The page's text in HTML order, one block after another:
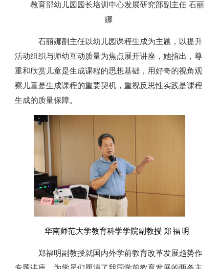
教育部幼儿园园长培训中心发展研究部副主任 石丽
娜
石丽娜副主任以幼儿园课程生成为主题，以提升
活动组织与师幼互动质量为焦点展开讲座，她指出，尊
重和欣赏儿童是生成课程的思想基础，用好奇的视角观
察儿童是生成课程的重要契机，重视反思性实践是课程
生成的质量保障。
华南师范大学教育科学学院副教授 郑福明
郑福明副教授就国内外学前教育改革发展趋势作